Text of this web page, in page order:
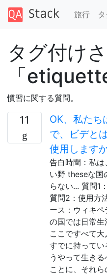
旅行
タグ付け
「
慣習に関する質問。
11
OK、私たち
で、ビデと
使用します
告白時間：私
い野 theseな国
らない... 質問1
質問2：使用方
ース：ウィキ
の国では日常
ここですべて
すでに持って
うやって生き
ことに、それ